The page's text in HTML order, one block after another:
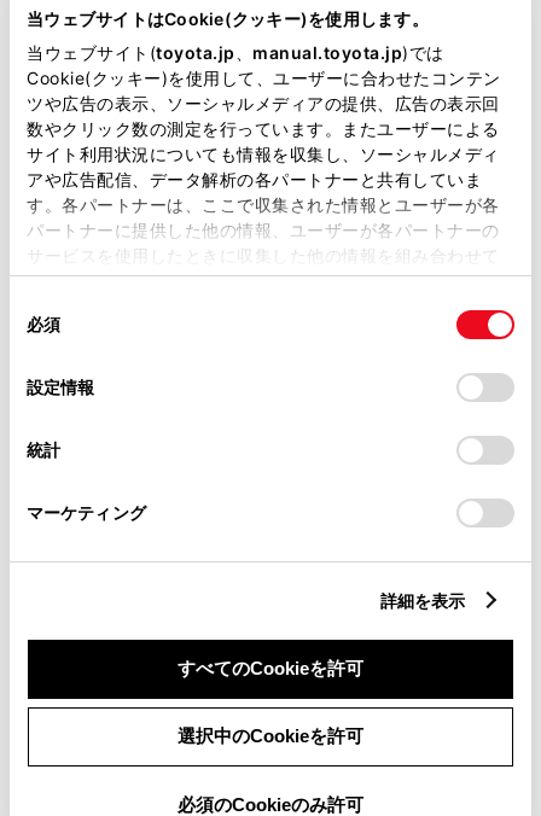
当ウェブサイトはCookie(クッキー)を使用します。
当ウェブサイト(toyota.jp manual.toyota.jp)では
Cookie(クッキー)を使用して、ユーザーに合わせたコンテン
ツや広告の表示、ソーシャルメディアの提供、広告の表示回
数やクリック数の測定を行っています。またユーザーによる
サイト利用状況についても情報を収集し、ソーシャルメディ
アや広告配信、データ解析の各パートナーと共有していま
す。各パートナーは、ここで収集された情報とユーザーが各
パートナーに提供した他の情報、ユーザーが各パートナーの
サービスを使用したときに収集した他の情報を組み合わせて
使用することがあります。当ウェブサイトの使用を続行する
デバイスにすべてのCookie(クッキー)が保存されることに同
意したことになります。Cookie(クッキー)のオプトアウト、
設定の変更、同意を撤回したりするにあたっては、当社の
「Cookie（クッキー）情報の取り扱いについて
」をご覧くだ
必須
設定情報
統計
マーケティング
詳細を表示
すべてのCookieを許可
選択中のCookieを許可
必須のCookieのみ許可
ック情報
WEBカタログ
当車両のWEBカタログ（PDF）
をご覧いただけます。
WEBカタログ（PDF）を見る
主要諸元表・装備一覧
主要諸元表・装備一覧（PDF）を見